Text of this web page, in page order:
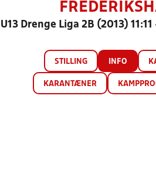
U13 Drenge Liga 2B (2013)
STILLING INFO
KARANTÆNER